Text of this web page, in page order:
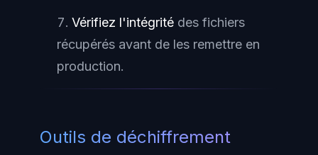
Vérifiez l'intégrité des fichiers
récupérés avant de les remettre en
production.
Outils de déchiffrement